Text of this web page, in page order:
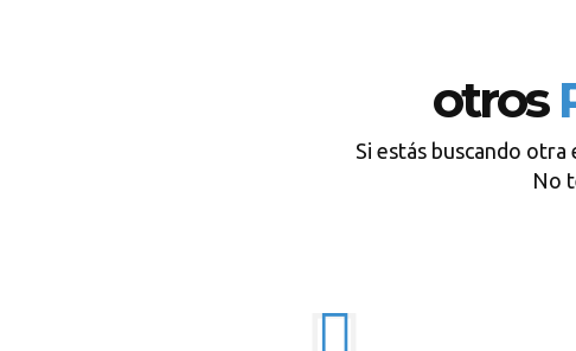
otros
Si estás buscando
No